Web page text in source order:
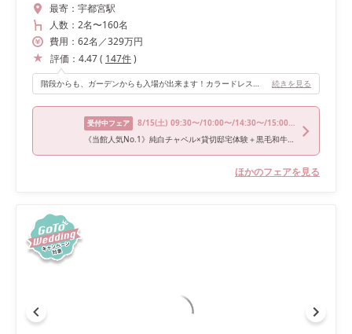
最寄： 宇都宮駅
人数： 2名〜160名
費用： 62名 ／329万円
評価： 4.47( 147件)
階段からも、ガーデンからも入場が出来ます！カラードレスの時は新郎は一階から、新婦は2階の階段から降りて再入場し、和装の時は2人でガーデンから入場しました！ いろんな場所から入場が出来て、ゲストの驚いた反応が見れて面白かったです！ 高砂の後ろの壁は滝が流れているのでなかなか他の会場では見られないデザインだと思います。 続きを見る
受付中フェア 8/15(土) 09:30〜/10:00〜/14:30〜/15:00〜
《当館人気No.1》純白チャペル×貸切邸宅体験＋黒毛和牛試食×最大150万円特典
ほかのフェアを見る